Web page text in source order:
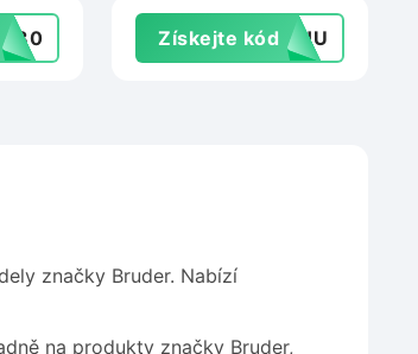
Získejte kódTOHU
značky Bruder. Nabízí
na produkty značky Bruder,